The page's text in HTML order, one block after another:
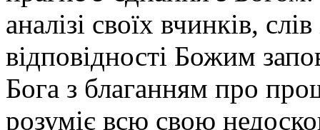
аналізі своїх вчинків,
відповідності Божим
Бога з благанням про
розуміє всю свою